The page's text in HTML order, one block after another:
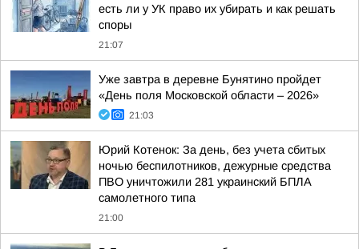
есть ли у УК право их убирать и как решать
споры
21:07
Уже завтра в деревне Бунятино пройдет
«День поля Московской области – 2026»
21:03
Юрий Котенок: За день, без учета сбитых
ночью беспилотников, дежурные средства
ПВО уничтожили 281 украинский БПЛА
самолетного типа
21:00